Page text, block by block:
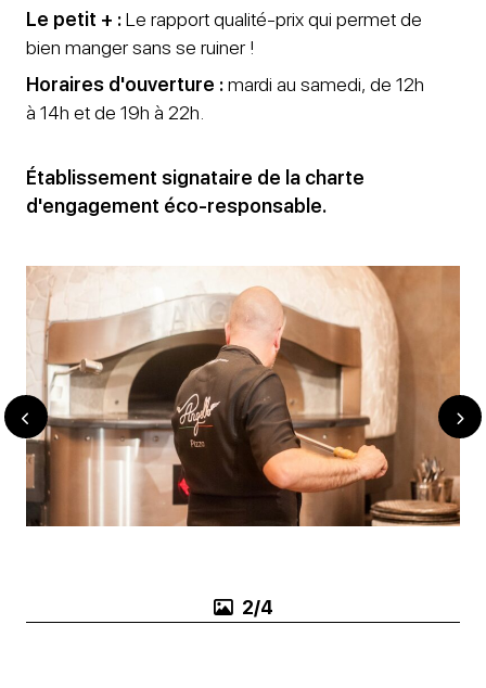
Le petit + :Le rapport qualité-prix qui permet de
bien manger sans se ruiner !
Horaires d'ouverture :mardi au samedi, de 12h
à 14h et de 19h à 22h.
Établissement signataire de la charte
d'engagement éco-responsable.
2/4